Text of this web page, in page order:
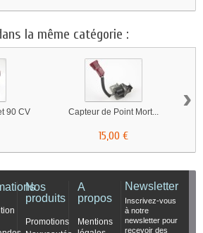
la même catégorie :
90 CV Capteur de Point Mort...
15,00 €
›
Nos
produits
Promotions
A
propos
Mentions
Newsletter
Inscrivez-vous
à notre
newsletter pour
recevoir des